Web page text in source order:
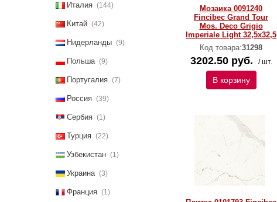
Италия (144)
Китай (42)
Нидерланды (9)
Польша (9)
Португалия (7)
Россия (39)
Сербия (1)
Турция (22)
Узбекистан (1)
Украина (3)
Франция (1)
Мозаика 0091240
Fincibec Grand Tour
Mos. Deco Grigio
Imperiale Light 32,5x32,5
Код товара:31298
3202.50 руб. / шт.
В корзину